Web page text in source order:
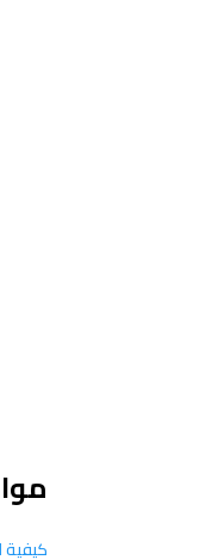
كيفية